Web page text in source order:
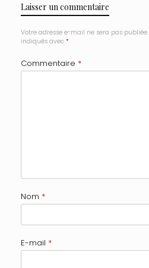
Laisser un commentaire
Votre adresse e-mail ne sera pas publiée.
indiqués avec *
Commentaire *
Nom *
E-mail *